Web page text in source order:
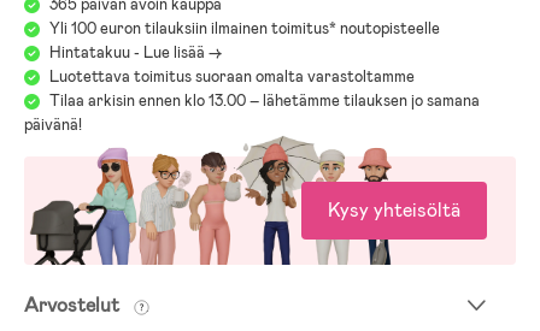
365 päivän avoin kauppa
Yli 100 euron tilauksiin ilmainen toimitus* noutopisteelle
Hintatakuu - Lue lisää ->
Luotettava toimitus suoraan omalta varastoltamme
Tilaa arkisin ennen klo 13.00 – lähetämme tilauksen jo samana
päivänä!
Kysy yhteisöltä
Arvostelut